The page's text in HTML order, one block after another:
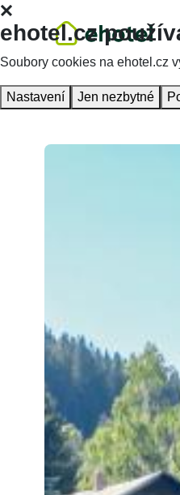
Hlavní stránka
ehotel.cz
Soubory cookies na ehotel.cz
Nastavení Jen nezbytné